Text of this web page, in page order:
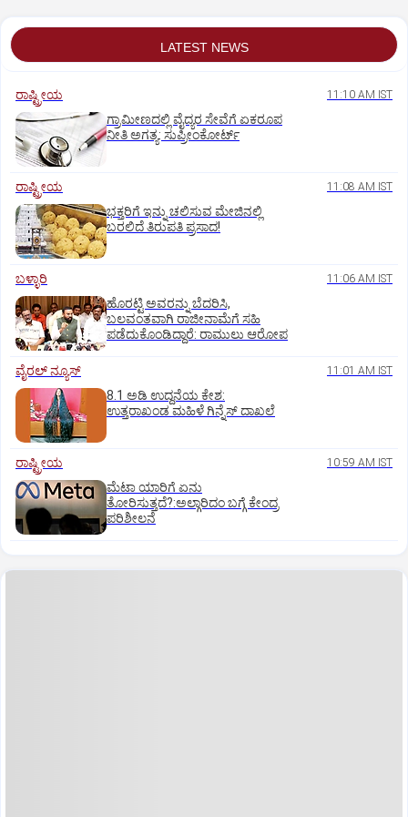
LATEST NEWS
ರಾಷ್ಟ್ರೀಯ 11:10 AM IST
ಗ್ರಾಮೀಣದಲ್ಲಿ ವೈದ್ಯರ ಸೇವೆಗೆ ಏಕರೂಪ
ನೀತಿ ಅಗತ್ಯ: ಸುಪ್ರೀಂಕೋರ್ಟ್‌
ರಾಷ್ಟ್ರೀಯ 11:08 AM IST
ಭಕ್ತರಿಗೆ ಇನ್ನು ಚಲಿಸುವ ಮೇಜಿನಲ್ಲಿ
ಬರಲಿದೆ ತಿರುಪತಿ ಪ್ರಸಾದ!
ಬಳ್ಳಾರಿ 11:06 AM IST
ಹೊರಟ್ಟಿ ಅವರನ್ನು ಬೆದರಿಸಿ,
ಬಲವಂತವಾಗಿ ರಾಜೀನಾಮೆಗೆ ಸಹಿ
ಪಡೆದುಕೊಂಡಿದ್ದಾರೆ: ರಾಮುಲು ಆರೋಪ
ವೈರಲ್ ನ್ಯೂಸ್ 11:01 AM IST
8.1 ಅಡಿ ಉದ್ದನೆಯ ಕೇಶ:
ಉತ್ತರಾಖಂಡ ಮಹಿಳೆ ಗಿನ್ನೆಸ್‌ ದಾಖಲೆ
ರಾಷ್ಟ್ರೀಯ 10:59 AM IST
ಮೆಟಾ ಯಾರಿಗೆ ಏನು
ತೋರಿಸುತ್ತದೆ?:ಅಲ್ಗಾರಿದಂ ಬಗ್ಗೆ ಕೇಂದ್ರ
ಪರಿಶೀಲನೆ